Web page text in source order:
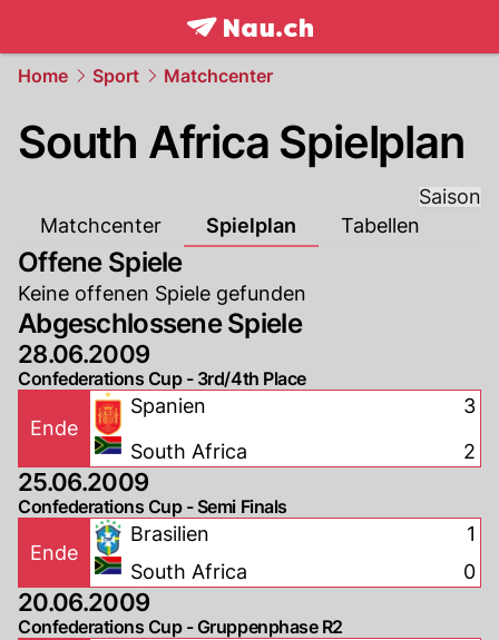
frontpage.NAU.ch
Home Sport Matchcenter
South Africa Spielplan
Saison
Matchcenter
Spielplan Tabellen
Offene Spiele
Keine offenen Spiele gefunden
Abgeschlossene Spiele
28.06.2009
Confederations Cup - 3rd/4th Place
Ende
Spanien
South Africa
3
2
25.06.2009
Confederations Cup - Semi Finals
Ende
Brasilien
South Africa
1
0
20.06.2009
Confederations Cup - Gruppenphase R2